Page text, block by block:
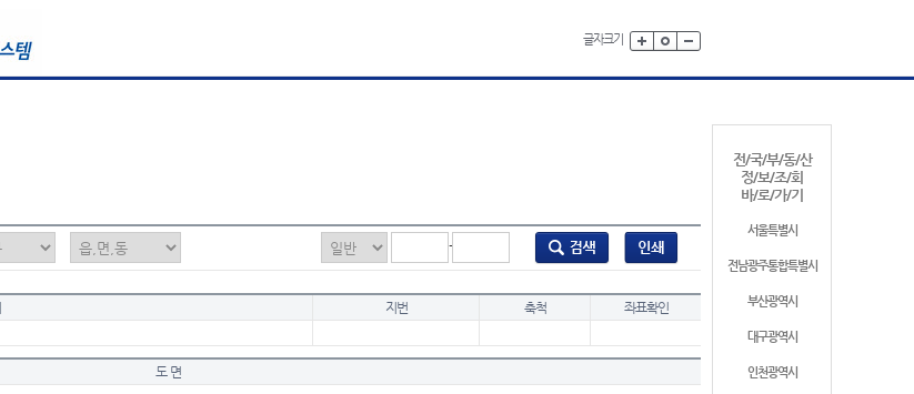
글자크기
전/국/부/동/산
정/보/조/회
바/로/가/기
서울특별시
전남광주통합특별시
부산광역시
대구광역시
인천광역시
-
지번 축척 좌표확인
도 면